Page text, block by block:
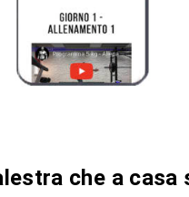
che a casa